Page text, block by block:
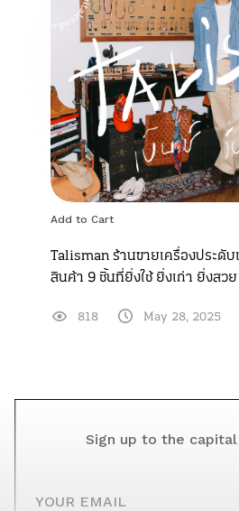
Add to Cart
Talisman ร้านขายเครื่องประดั
สินค้า 9 ชิ้นที่ยิ่งใช้ ยิ่งเก่า ยิ่งสวย
818 May 28, 2025
Sign up to the